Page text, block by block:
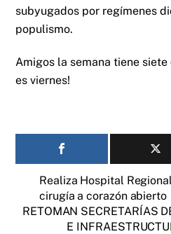
subyugados por regímenes
populismo.
Amigos la semana tiene siete
es viernes!
Realiza Hospital
cirugía a corazón abierto
RETOMAN SECRETARÍAS
E